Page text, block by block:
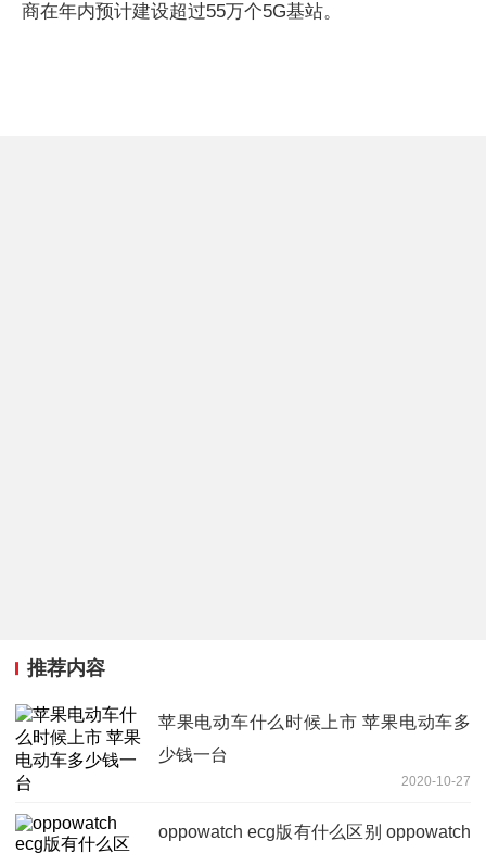
商在年内预计建设超过55万个5G基站。
推荐内容
苹果电动车什么时候上市 苹果电动车多
少钱一台
2020-10-27
oppowatch ecg版有什么区别 oppowatch